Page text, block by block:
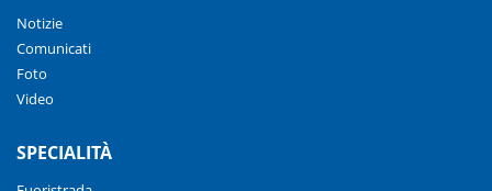
Notizie
Comunicati
Foto
Video
SPECIALITÀ